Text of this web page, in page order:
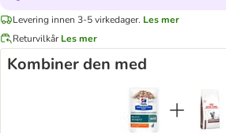
Levering innen 3-5 virkedager. Les mer
Returvilkår Les mer
Kombiner den med